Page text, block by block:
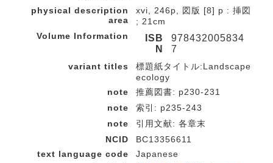
physical description
area
xvi, 246p, 図版 [8] p : 挿図
; 21cm
Volume Information
ISB
N
978432005834
7
variant titles
標題紙タイトル:Landscape
ecology
note
推薦図書: p230-231
note
索引: p235-243
note
引用文献: 各章末
NCID
BC13356611
text language code
Japanese